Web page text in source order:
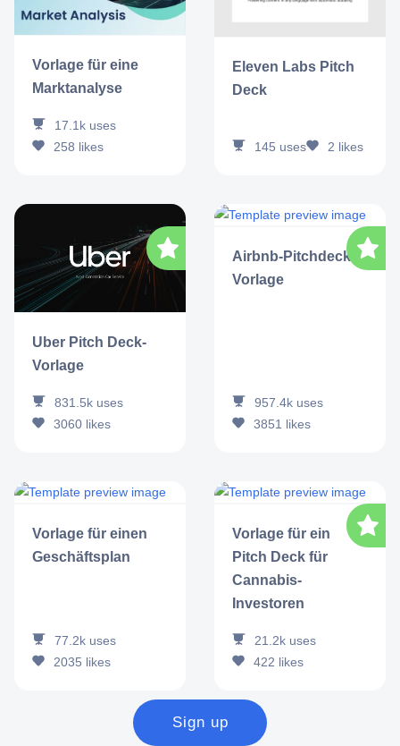
Vorlage für eine
Marktanalyse
17.1k uses
258 likes
Eleven Labs Pitch
Deck
145 uses 2 likes
Uber Pitch Deck-
Vorlage
831.5k uses
3060 likes
Airbnb-Pitchdeck-
Vorlage
957.4k uses
3851 likes
Vorlage für einen
Geschäftsplan
77.2k uses
2035 likes
Vorlage für ein
Pitch Deck für
Cannabis-
Investoren
21.2k uses
422 likes
Sign up